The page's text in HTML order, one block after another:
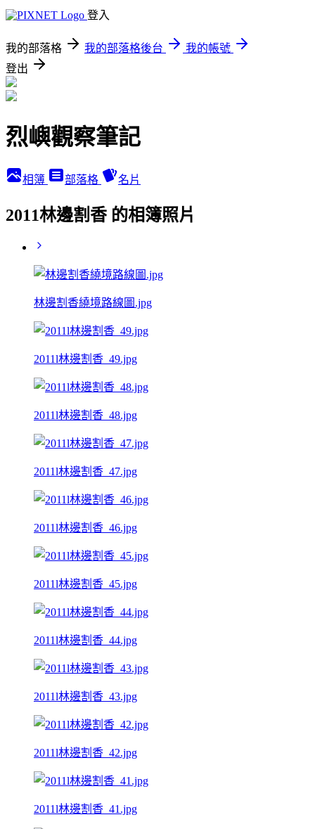
登入
我的部落格 我的部落格後台
我的帳號
登出
烈嶼觀察筆記
相簿 部落格 名片
2011林邊割香 的相簿照片
林邊割香繞境路線圖.jpg
2011l林邊割香_49.jpg
2011l林邊割香_48.jpg
2011l林邊割香_47.jpg
2011l林邊割香_46.jpg
2011l林邊割香_45.jpg
2011l林邊割香_44.jpg
2011l林邊割香_43.jpg
2011l林邊割香_42.jpg
2011l林邊割香_41.jpg